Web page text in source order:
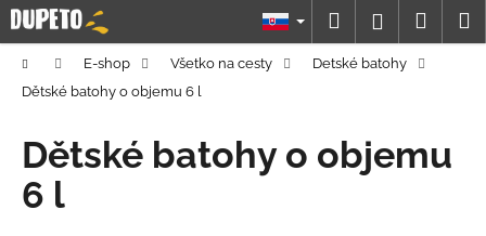
Prejsť
na
obsah
Hľadať
DomovE-shop Všetko na cesty
Detské batohy
Dětské batohy o objemu 6 l
Dětské batohy o objemu
6 l
K
o
o
p
o